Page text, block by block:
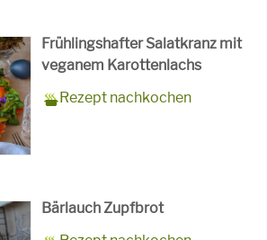
Frühlingshafter Salatkranz mit
veganem Karottenlachs
für
Schlagworte
Beilagen, Hauptspeisen, Jause,
Rezept nachkochen
Bärlauch Zupfbrot